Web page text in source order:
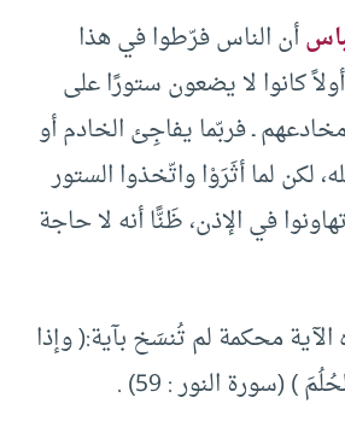
أن الناس فرّطوا في هذا
كانوا لا يضعون ستورًا على
ـ فربّما يفاجِئ الخادم أو
لكن لما أثَرَوْا واتّخذوا الستور
في الإذن، ظَنًّا أنه لا حاجة
محكمة لم تُنسَخ بآية:( وإذا
) (سورة النور : 59) .